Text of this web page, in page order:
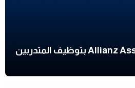
تقوم شركة Allianz Assurances بتوظيف المتدربين